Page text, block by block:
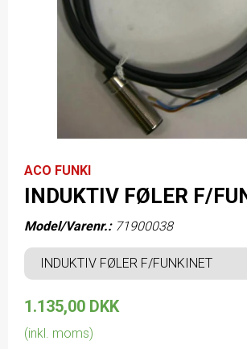
ACO FUNKI
INDUKTIV FØLER F/
Model/Varenr.: 71900038
INDUKTIV FØLER F/FUNKINET
1.135,00 DKK
(inkl. moms)